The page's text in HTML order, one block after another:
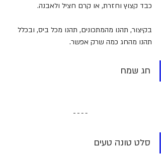
כבד קצוץ וחזרת, או קרם חציל ולאבנה.
בקיצור, תהנו מהמתכונים, תהנו מכל ביס, ובכלל
תהנו מהחג כמה שרק אפשר.
חג שמח
סלט טונה טעים